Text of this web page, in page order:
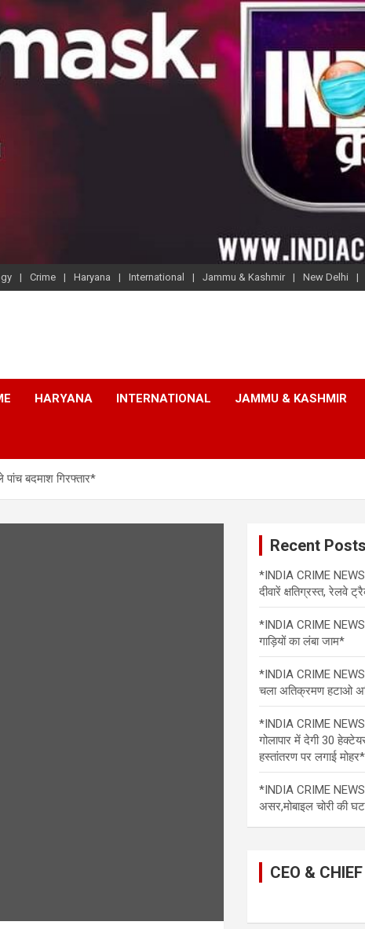
Crime Haryana International Jammu & Kashmir New Delhi
HARYANA INTERNATIONAL JAMMU & KASHMIR
बदमाश गिरफ्तार*
Recent Posts
*INDIA CRIME NEWS
दीवारें क्षतिग्रस्त, रेलवे
*INDIA CRIME
गाड़ियों का लंबा जाम*
*INDIA CRIME NEWS
चला अतिक्रमण हटाओ
*INDIA CRIME NEWS
गोलापार में देगी 30
हस्तांतरण पर लगाई मोहर*
*INDIA CRIME
असर,मोबाइल चोरी की
CEO &